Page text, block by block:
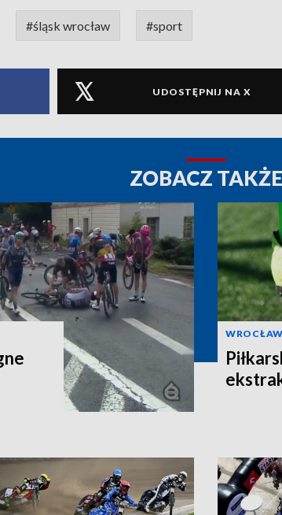
#śląsk wrocław #sport
UDOSTĘPNIJ NA X
ZOBACZ TAKŻE
WROCŁAW